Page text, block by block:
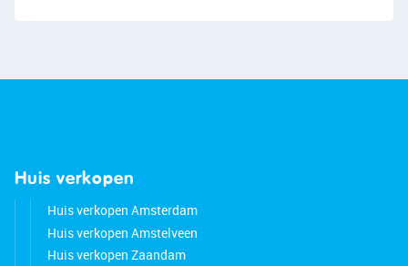
Huis verkopen
Huis verkopen Amsterdam
Huis verkopen Amstelveen
Huis verkopen Zaandam